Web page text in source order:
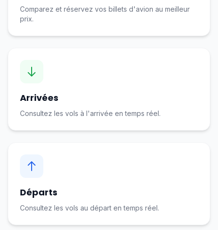
Comparez et réservez vos billets d'avion au meilleur
prix.
Arrivées
Consultez les vols à l'arrivée en temps réel.
Départs
Consultez les vols au départ en temps réel.